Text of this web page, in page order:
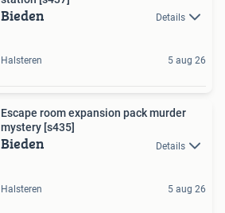
Bieden Details
Halsteren 5 aug 26
Escape room expansion pack murder
mystery [s435]
Bieden Details
Halsteren 5 aug 26